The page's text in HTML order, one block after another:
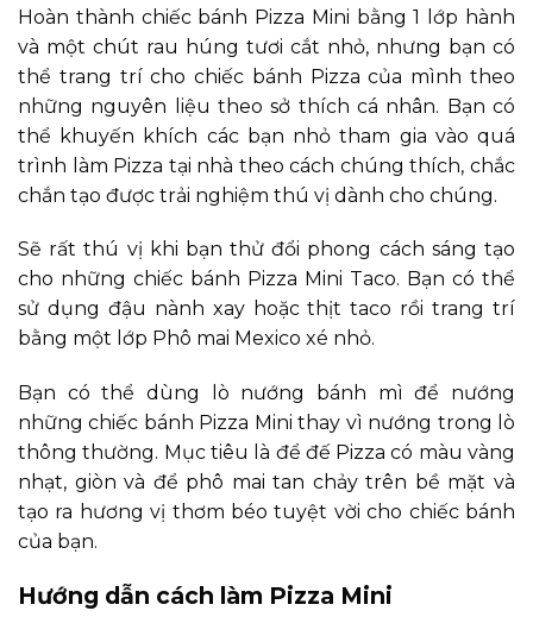
Hoàn thành chiếc bánh Pizza Mini bằng 1 lớp hành
và một chút rau húng tươi cắt nhỏ, nhưng bạn có
thể trang trí cho chiếc bánh Pizza của mình theo
những nguyên liệu theo sở thích cá nhân. Bạn có
thể khuyến khích các bạn nhỏ tham gia vào quá
trình làm Pizza tại nhà theo cách chúng thích, chắc
chắn tạo được trải nghiệm thú vị dành cho chúng.
Sẽ rất thú vị khi bạn thử đổi phong cách sáng tạo
cho những chiếc bánh Pizza Mini Taco. Bạn có thể
sử dụng đậu nành xay hoặc thịt taco rồi trang trí
bằng một lớp Phô mai Mexico xé nhỏ.
Bạn có thể dùng lò nướng bánh mì để nướng
những chiếc bánh Pizza Mini thay vì nướng trong lò
thông thường. Mục tiêu là để đế Pizza có màu vàng
nhạt, giòn và để phô mai tan chảy trên bề mặt và
tạo ra hương vị thơm béo tuyệt vời cho chiếc bánh
của bạn.
Hướng dẫn cách làm Pizza Mini